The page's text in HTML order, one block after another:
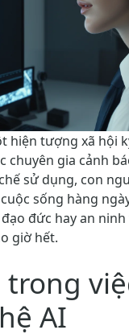
hiện tượng xã hội
chuyên gia cảnh
sử dụng, con
sống hàng
đức hay an
giờ hết.
AI